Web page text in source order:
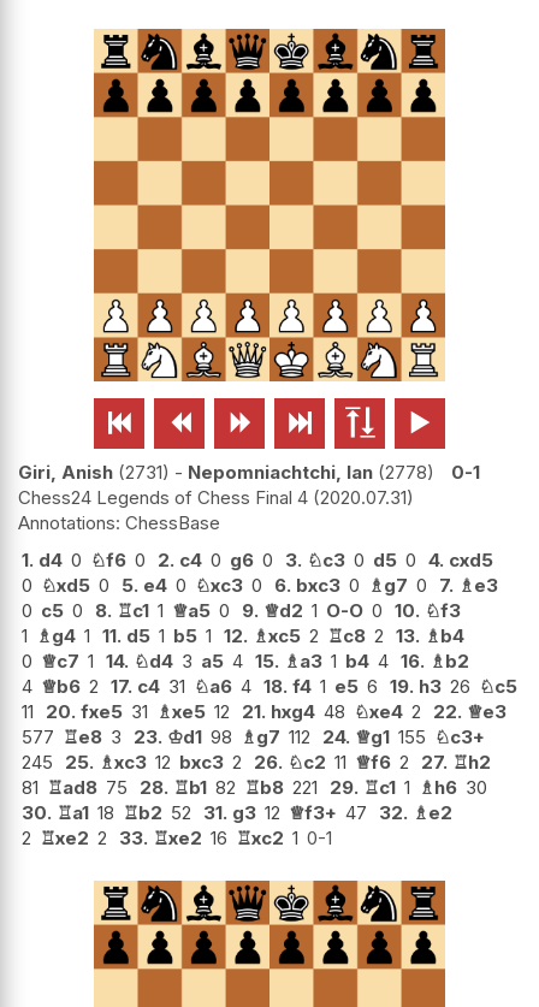
     
Giri, Anish 2731 - Nepomniachtchi, Ian 2778
0-1
Chess24 Legends of Chess Final 4 2020.07.31
ChessBase
1. d4 0 ♘f6 0 2. c4 0 g6 0 3. ♘c3 0 d5 0 4. cxd5
0 ♘xd5 0 5. e4 0 ♘xc3 0 6. bxc3 0 ♗g7 0 7. ♗e3
0 c5 0 8. ♖c1 1 ♕a5 0 9. ♕d2 1 O-O 0 10. ♘f3
1 ♗g4 1 11. d5 1 b5 1 12. ♗xc5 2 ♖c8 2 13. ♗b4
0 ♕c7 1 14. ♘d4 3 a5 4 15. ♗a3 1 b4 4 16. ♗b2
4 ♕b6 2 17. c4 31 ♘a6 4 18. f4 1 e5 6 19. h3 26 ♘c5
11
20. fxe5 31 ♗xe5 12 21. hxg4 48 ♘xe4 2 22. ♕e3
577 ♖e8 3 23. ♔d1 98 ♗g7 112 24. ♕g1 155 ♘c3+
245
25. ♗xc3 12 bxc3 2 26. ♘c2 11 ♕f6 2 27. ♖h2
81 ♖ad8 75 28. ♖b1 82 ♖b8 221 29. ♖c1 1 ♗h6 30
30. ♖a1 18 ♖b2 52 31. g3 12 ♕f3+ 47 32. ♗e2
2 ♖xe2 2 33. ♖xe2 16 ♖xc2 1 0-1